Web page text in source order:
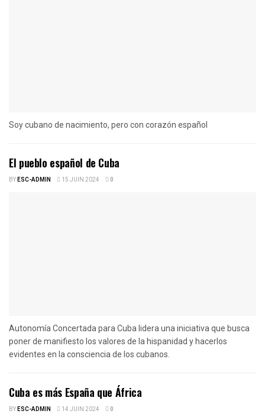
Soy cubano de nacimiento, pero con corazón español
El pueblo español de Cuba
BYESC-ADMIN 15 JUIN 2024 0
Autonomía Concertada para Cuba lidera una iniciativa que busca
poner de manifiesto los valores de la hispanidad y hacerlos
evidentes en la consciencia de los cubanos.
Cuba es más España que África
BYESC-ADMIN 14 JUIN 2024 0